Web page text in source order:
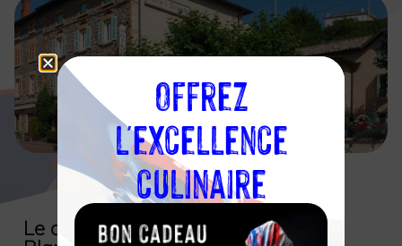
Le chef et l’association des Toques
Découvrir l'établissement
Offrez
l'excellence
culinaire